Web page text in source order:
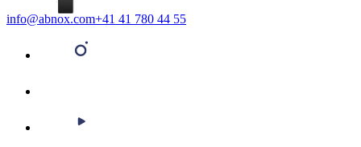
info@abnox.com+41 41 780 44 55